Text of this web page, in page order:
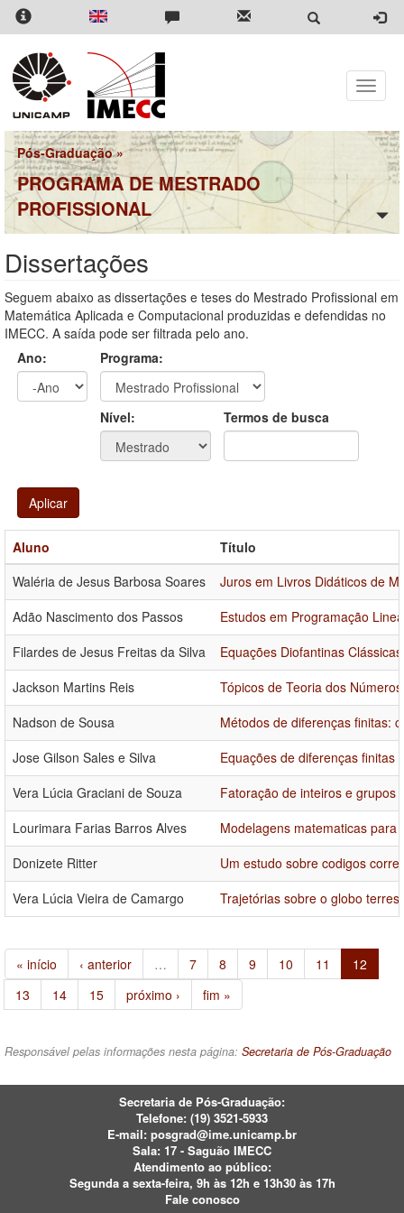
Pular
para
conteúdo
principal
Toggle
Pós-Graduação»
PROGRAMA DE MESTRADO
PROFISSIONAL
Dissertações
Seguem abaixo as dissertações e teses do Mestrado Profissional em
Matemática Aplicada e Computacional produzidas e defendidas no
IMECC. A saída pode ser filtrada pelo ano.
Ano:
Programa:
Nível: Termos de busca
Aplicar
Aluno
Título
Waléria de Jesus Barbosa Soares
Juros em Livros Didáticos de
Adão Nascimento dos Passos
Estudos em Programação
Filardes de Jesus Freitas da Silva
Equações Diofantinas
Jackson Martins Reis
Tópicos de Teoria dos
Nadson de Sousa
Métodos de diferenças finitas:
Jose Gilson Sales e Silva
Equações de diferenças finitas
Vera Lúcia Graciani de Souza
Fatoração de inteiros e grupos
Lourimara Farias Barros Alves
Modelagens matematicas para
Donizete Ritter
Um estudo sobre codigos
Vera Lúcia Vieira de Camargo
Trajetórias sobre o globo
« início ‹ anterior … 7 8 9 10 11
12
13
14 15 próximo › fim »
Responsável pelas informações nesta página: Secretaria de Pós-Graduação
Secretaria de Pós-Graduação:
Telefone: (19) 3521-5933
E-mail: posgrad@ime.unicamp.br
Sala: 17 - Saguão IMECC
Atendimento ao público:
Segunda a sexta-feira, 9h às 12h e 13h30 às 17h
Fale conosco